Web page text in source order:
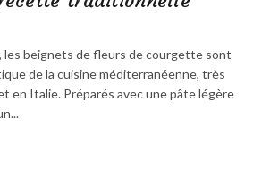
beignets de fleurs de courgette sont
de la cuisine méditerranéenne, très
en Italie. Préparés avec une pâte légère